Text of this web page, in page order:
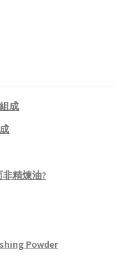
成
精煉油?
Powder